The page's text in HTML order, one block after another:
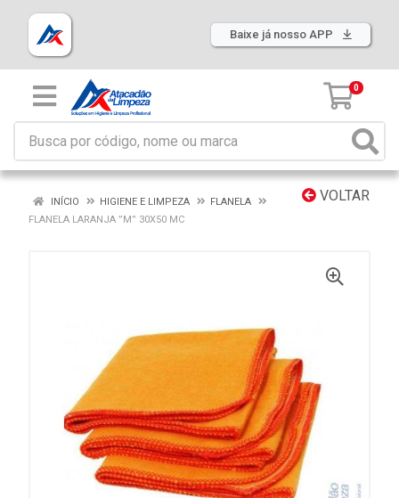
Baixe já nosso APP
0
VOLTAR
INÍCIO HIGIENE E LIMPEZA
FLANELA
FLANELA LARANJA ”M” 30X50 MC